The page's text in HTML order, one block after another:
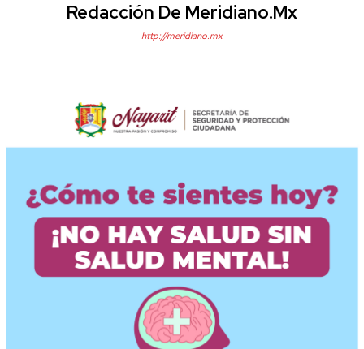
Redacción De Meridiano.mx
http://meridiano.mx